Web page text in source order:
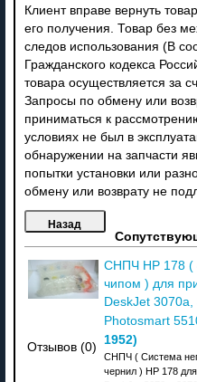
Клиент вправе вернуть
его получения. Товар без
следов использования (В
Гражданского кодекса
товара осуществляется за
Запросы по обмену или
приниматься к
условиях не был в
обнаружении на запчасти
попытки установки или
обмену или возврату не
Отзывов (0)
СНПЧ HP 178 (
чипом ) для
DeskJet 3070a,
Photosmart
1952)
СНПЧ ( Система
чернил ) HP 178